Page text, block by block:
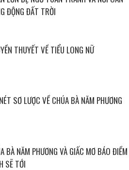
ĐỘNG ĐẤT TRỜI
THUYẾT VỀ TIỂU LONG NỮ
SƠ LƯỢC VỀ CHÚA BÀ NĂM PHƯƠNG
BÀ NĂM PHƯƠNG VÀ GIẤC MƠ BÁO ĐIỀM
SẼ TỚI